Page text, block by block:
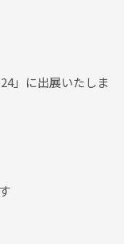
」に出展いたしま